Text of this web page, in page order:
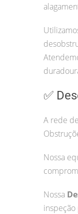
✅
A rede
Nossa
Nossa